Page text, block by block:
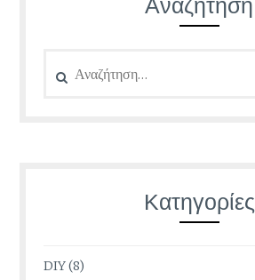
για:
Κατηγορίες
DIY(8)